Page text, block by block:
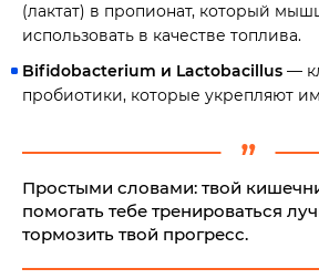
(лактат) в пропионат, который
использовать в качестве топлива.
Bifidobacterium и Lactobacillus —
пробиотики, которые укрепляют
Простыми словами: твой
помогать тебе тренироваться
тормозить твой прогресс.